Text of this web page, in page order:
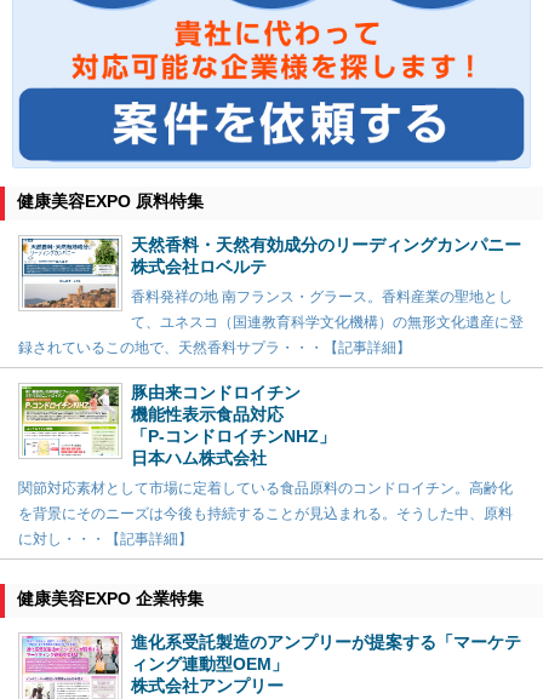
健康美容EXPO 原料特集
天然香料・天然有効成分のリーディングカンパニー
株式会社ロベルテ
香料発祥の地 南フランス・グラース。香料産業の聖地とし
て、ユネスコ（国連教育科学文化機構）の無形文化遺産に登
録されているこの地で、天然香料サプラ・・・【記事詳細】
豚由来コンドロイチン
機能性表示食品対応
「P-コンドロイチンNHZ」
日本ハム株式会社
関節対応素材として市場に定着している食品原料のコンドロイチン。高齢化
を背景にそのニーズは今後も持続することが見込まれる。そうした中、原料
に対し・・・【記事詳細】
健康美容EXPO 企業特集
進化系受託製造のアンプリーが提案する「マーケテ
ィング連動型OEM」
株式会社アンプリー